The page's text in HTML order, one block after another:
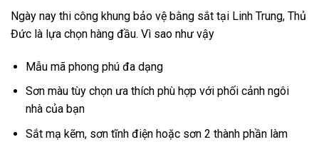
Ngày nay thi công khung bảo vệ bằng sắt tại Linh Trung, Thủ
Đức là lựa chọn hàng đầu. Vì sao như vậy
Mẫu mã phong phú đa dạng
Sơn màu tùy chọn ưa thích phù hợp với phối cảnh ngôi
nhà của bạn
Sắt mạ kẽm, sơn tĩnh điện hoặc sơn 2 thành phần làm